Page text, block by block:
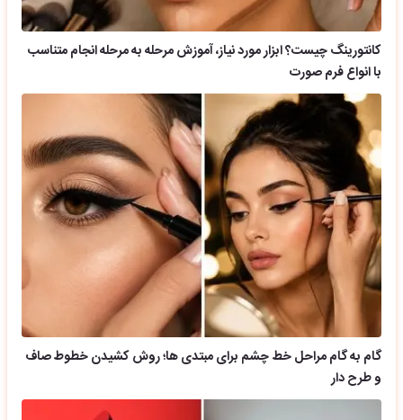
کانتورینگ چیست؟ ابزار مورد نیاز، آموزش مرحله به مرحله انجام متناسب
با انواع فرم صورت
گام به گام مراحل خط چشم برای مبتدی ها؛ روش کشیدن خطوط صاف
و طرح دار